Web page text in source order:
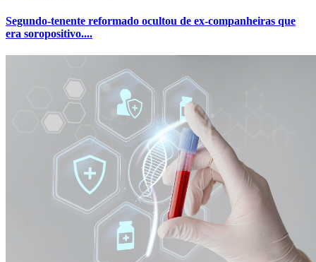
Segundo-tenente reformado ocultou de ex-companheiras que
era soropositivo....